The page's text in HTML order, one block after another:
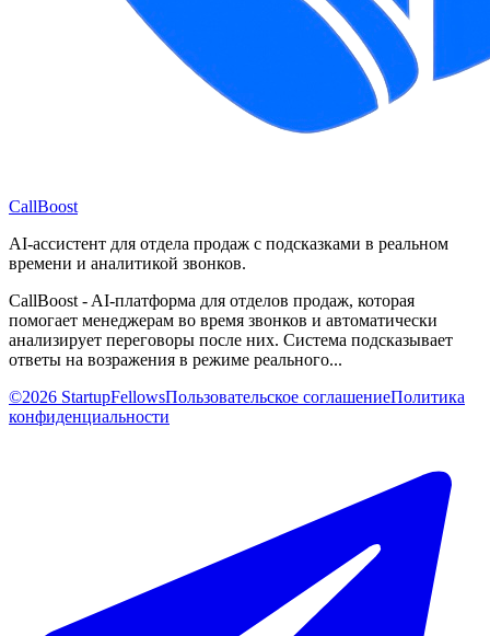
CallBoost
AI-ассистент для отдела продаж с подсказками в реальном
времени и аналитикой звонков.
CallBoost - AI-платформа для отделов продаж, которая
помогает менеджерам во время звонков и автоматически
анализирует переговоры после них. Система подсказывает
ответы на возражения в режиме реального...
©2026 StartupFellowsПользовательское соглашениеПолитика
конфиденциальности